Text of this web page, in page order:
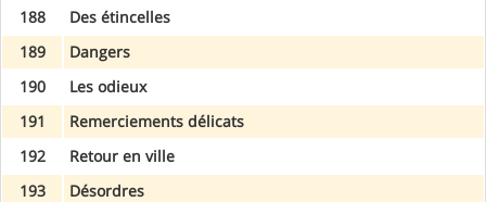
188
Des étincelles
189
Dangers
190
Les odieux
191
Remerciements délicats
192
Retour en ville
193
Désordres